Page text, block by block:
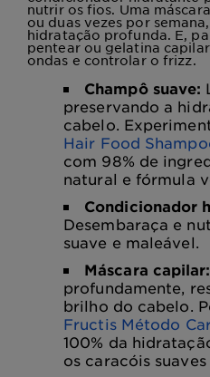
nutrir os fios. Uma
ou duas vezes por
hidratação profunda. E,
pentear ou gelatina
ondas e controlar o frizz.
Champô suave:
preservando a
cabelo.
Hair Food
com 98% de
natural e fórmula
Condicionador
Desembaraça e
suave e maleável.
Máscara capilar:
profundamente,
brilho do cabelo.
Fructis Método
100% da
os caracóis